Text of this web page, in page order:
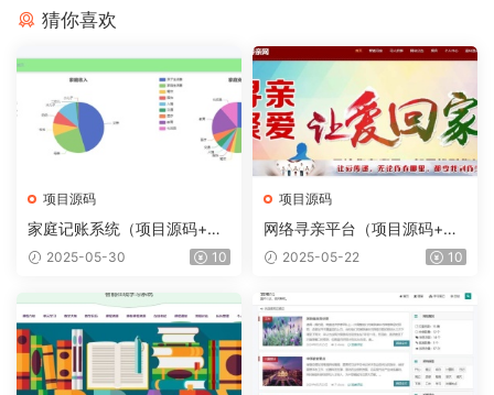
猜你喜欢
项目源码
家庭记账系统（项目源码+开
发文档）
2025-05-30 10
项目源码
网络寻亲平台（项目源码+开
发文档）
2025-05-22 10